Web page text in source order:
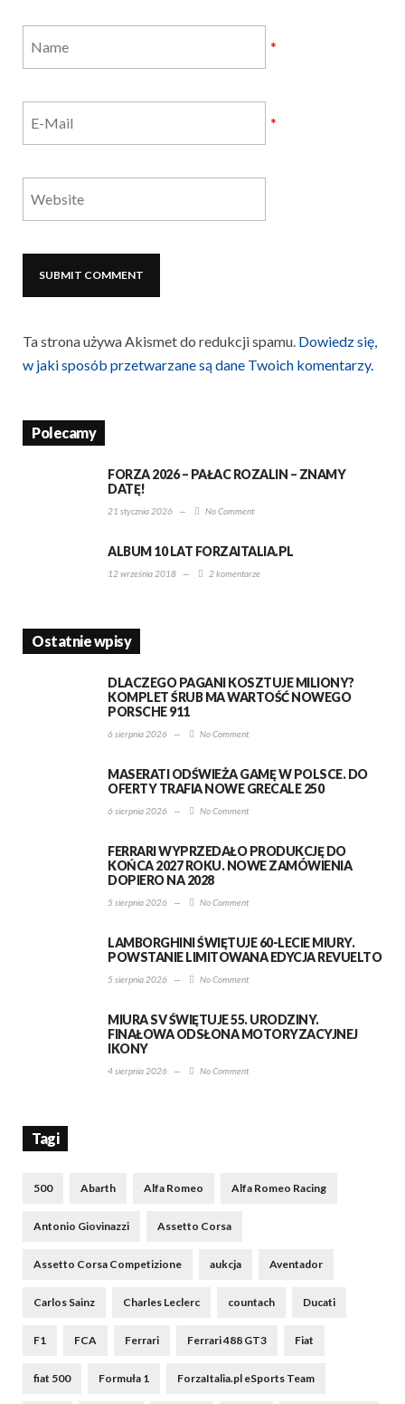
*
*
Ta strona używa Akismet do redukcji spamu. Dowiedz się,
w jaki sposób przetwarzane są dane Twoich komentarzy.
Polecamy
FORZA 2026 – PAŁAC ROZALIN – ZNAMY
DATĘ!
21 stycznia 2026 — No Comment
ALBUM 10 LAT FORZAITALIA.PL
12 września 2018 — 2 komentarze
Ostatnie wpisy
DLACZEGO PAGANI KOSZTUJE MILIONY?
KOMPLET ŚRUB MA WARTOŚĆ NOWEGO
PORSCHE 911
6 sierpnia 2026 — No Comment
MASERATI ODŚWIEŻA GAMĘ W POLSCE. DO
OFERTY TRAFIA NOWE GRECALE 250
6 sierpnia 2026 — No Comment
FERRARI WYPRZEDAŁO PRODUKCJĘ DO
KOŃCA 2027 ROKU. NOWE ZAMÓWIENIA
DOPIERO NA 2028
5 sierpnia 2026 — No Comment
LAMBORGHINI ŚWIĘTUJE 60-LECIE MIURY.
POWSTANIE LIMITOWANA EDYCJA REVUELTO
5 sierpnia 2026 — No Comment
MIURA SV ŚWIĘTUJE 55. URODZINY.
FINAŁOWA ODSŁONA MOTORYZACYJNEJ
IKONY
4 sierpnia 2026 — No Comment
Tagi
500 Abarth Alfa Romeo Alfa Romeo Racing
Antonio Giovinazzi Assetto Corsa
Assetto Corsa Competizione aukcja Aventador
Carlos Sainz Charles Leclerc countach Ducati
F1 FCA Ferrari Ferrari 488 GT3 Fiat
fiat 500 Formuła 1 ForzaItalia.pl eSports Team